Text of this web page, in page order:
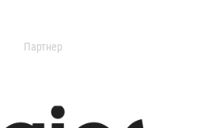
Партнер